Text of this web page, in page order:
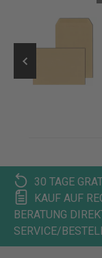
30 TAGE
KAUF AUF
BERATUNG
SERVICE/